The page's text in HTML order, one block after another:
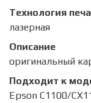
Технология
лазерная
Описание
оригинальный
Подходит к
Epson C1100/